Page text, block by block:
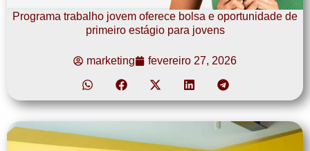
Programa trabalho jovem oferece bolsa e oportunidade de
primeiro estágio para jovens
marketing fevereiro 27, 2026